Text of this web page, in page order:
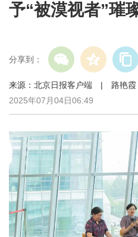
予“被漠视者”璀
分享到：
来源：北京日报客户端 | 路
2025年07月04日06:49